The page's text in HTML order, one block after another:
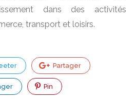
dans des activités
transport et loisirs.
Partager
Pin